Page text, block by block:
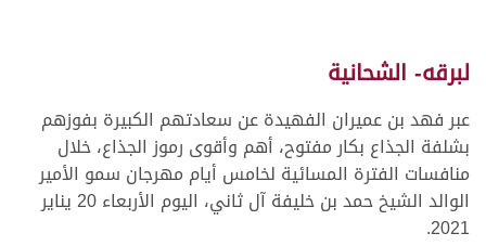
لبرقه- الشحانية
عبر فهد بن عميران الفهيدة عن سعادتهم الكبيرة بفوزهم
بشلفة الجذاع بكار مفتوح، أهم وأقوى رموز الجذاع، خلال
منافسات الفترة المسائية لخامس أيام مهرجان سمو الأمير
الوالد الشيخ حمد بن خليفة آل ثاني، اليوم الأربعاء 20 يناير
2021.